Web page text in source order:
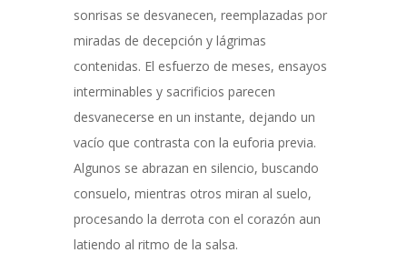
sonrisas se desvanecen, reemplazadas por
miradas de decepción y lágrimas
contenidas. El esfuerzo de meses, ensayos
interminables y sacrificios parecen
desvanecerse en un instante, dejando un
vacío que contrasta con la euforia previa.
Algunos se abrazan en silencio, buscando
consuelo, mientras otros miran al suelo,
procesando la derrota con el corazón aun
latiendo al ritmo de la salsa.